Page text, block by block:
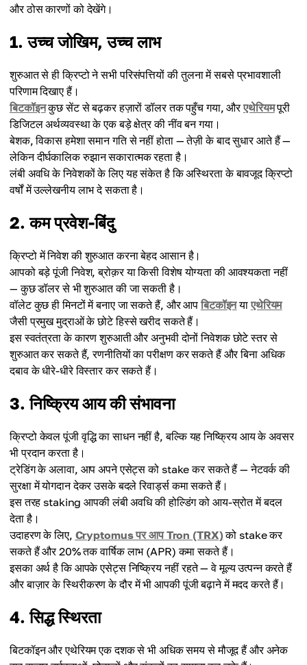
और ठोस कारणों को देखेंगे।
1. उच्च जोखिम, उच्च लाभ
शुरुआत से ही क्रिप्टो ने सभी परिसंपत्तियों की तुलना में सबसे प्रभावशाली
परिणाम दिखाए हैं।
बिटकॉइनकुछ सेंट से बढ़कर हज़ारों डॉलर तक पहुँच गया, औरएथेरियमपूरी
डिजिटल अर्थव्यवस्था के एक बड़े क्षेत्र की नींव बन गया।
बेशक, विकास हमेशा समान गति से नहीं होता — तेज़ी के बाद सुधार आते हैं —
लेकिन दीर्घकालिक रुझान सकारात्मक रहता है।
लंबी अवधि के निवेशकों के लिए यह संकेत है कि अस्थिरता के बावजूद क्रिप्टो
वर्षों में उल्लेखनीय लाभ दे सकता है।
2. कम प्रवेश-बिंदु
क्रिप्टो में निवेश की शुरुआत करना बेहद आसान है।
आपको बड़े पूंजी निवेश, ब्रोक़र या किसी विशेष योग्यता की आवश्यकता नहीं
— कुछ डॉलर से भी शुरुआत की जा सकती है।
वॉलेट कुछ ही मिनटों में बनाए जा सकते हैं, और आपबिटकॉइनयाएथेरियम
जैसी प्रमुख मुद्राओं के छोटे हिस्से खरीद सकते हैं।
इस स्वतंत्रता के कारण शुरुआती और अनुभवी दोनों निवेशक छोटे स्तर से
शुरुआत कर सकते हैं, रणनीतियों का परीक्षण कर सकते हैं और बिना अधिक
दबाव के धीरे-धीरे विस्तार कर सकते हैं।
3. निष्क्रिय आय की संभावना
क्रिप्टो केवल पूंजी वृद्धि का साधन नहीं है, बल्कि यह निष्क्रिय आय के अवसर
भी प्रदान करता है।
ट्रेडिंग के अलावा, आप अपने एसेट्स को stake कर सकते हैं — नेटवर्क की
सुरक्षा में योगदान देकर उसके बदले रिवार्ड्स कमा सकते हैं।
इस तरह staking आपकी लंबी अवधि की होल्डिंग को आय-स्रोत में बदल
देता है।
उदाहरण के लिए, Cryptomus पर आप Tron (TRX)को stake कर
सकते हैं और 20% तक वार्षिक लाभ (APR) कमा सकते हैं।
इसका अर्थ है कि आपके एसेट्स निष्क्रिय नहीं रहते — वे मूल्य उत्पन्न करते हैं
और बाज़ार के स्थिरीकरण के दौर में भी आपकी पूंजी बढ़ाने में मदद करते हैं।
4. सिद्ध स्थिरता
बिटकॉइन और एथेरियम एक दशक से भी अधिक समय से मौजूद हैं और अनेक